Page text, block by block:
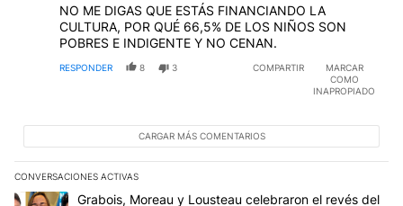
NO ME DIGAS QUE ESTÁS FINANCIANDO LA
CULTURA, POR QUÉ 66,5% DE LOS NIÑOS SON
POBRES E INDIGENTE Y NO CENAN.
RESPONDER 8 3 COMPARTIR
MARCAR
COMO
INAPROPIADO
CARGAR MÁS COMENTARIOS
CONVERSACIONES ACTIVAS
Este listado muestra los artículos con más comentarios en los
Un artículo de tendencia con el título "Grabois, Moreau y
Grabois, Moreau y Lousteau celebraron el revés del